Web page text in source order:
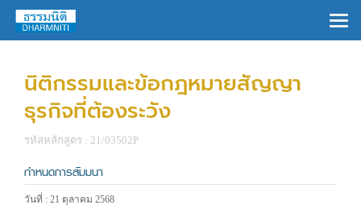
นิติกรรมและข้อกฎหมายสัญญา
ธุรกิจที่ต้องระวัง
รหัสหลักสูตร : 21/03502P
กำหนดการสัมมนา
วันที่ : 21 ตุลาคม 2568
×